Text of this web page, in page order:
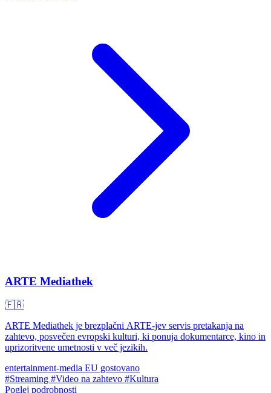
ARTE Mediathek
🇫🇷
ARTE Mediathek je brezplačni ARTE-jev servis pretakanja na
zahtevo, posvečen evropski kulturi, ki ponuja dokumentarce, kino in
uprizoritvene umetnosti v več jezikih.
entertainment-media EU gostovano
#Streaming #Video na zahtevo #Kultura
Poglej podrobnosti